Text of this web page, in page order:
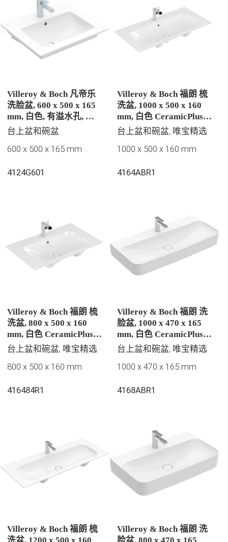
Villeroy & Boch 凡帝乐
洗脸盆, 600 x 500 x 165
mm, 白色, 有溢水孔, 抛
光
台上盆和碗盆
600 x 500 x 165 mm
4124G601
Villeroy & Boch 福朗 梳
洗盆, 1000 x 500 x 160
mm, 白色 CeramicPlus |
易洁釉面, 有隐藏式溢水
台上盆和碗盆, 唯宝精选
1000 x 500 x 160 mm
4164ABR1
Villeroy & Boch 福朗 梳
洗盆, 800 x 500 x 160
mm, 白色 CeramicPlus |
易洁釉面, 有隐藏式溢水
台上盆和碗盆, 唯宝精选
800 x 500 x 160 mm
416484R1
Villeroy & Boch 福朗 洗
脸盆, 1000 x 470 x 165
mm, 白色 CeramicPlus |
易洁釉面, 有隐藏式溢水
台上盆和碗盆, 唯宝精选
1000 x 470 x 165 mm
4168ABR1
Villeroy & Boch 福朗 梳
Villeroy & Boch 福朗 洗